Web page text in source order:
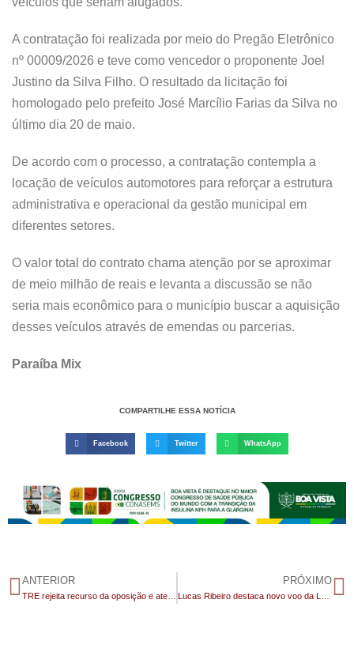
A contratação foi realizada por meio do Pregão Eletrônico
nº 00009/2026 e teve como vencedor o proponente Joel
Justino da Silva Filho. O resultado da licitação foi
homologado pelo prefeito José Marcílio Farias da Silva no
último dia 20 de maio.
De acordo com o processo, a contratação contempla a
locação de veículos automotores para reforçar a estrutura
administrativa e operacional da gestão municipal em
diferentes setores.
O valor total do contrato chama atenção por se aproximar
de meio milhão de reais e levanta a discussão se não
seria mais econômico para o município buscar a aquisição
desses veículos através de emendas ou parcerias.
Paraíba Mix
COMPARTILHE ESSA NOTÍCIA
Facebook Twitter WhatsApp
ANTERIOR PRÓXIMO